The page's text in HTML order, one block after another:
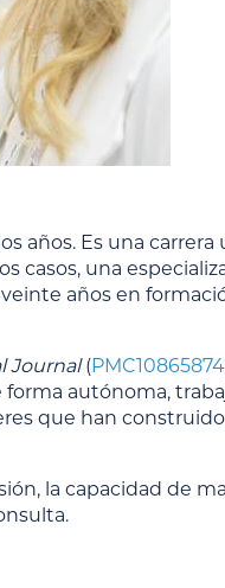
años. Es una
casos, una
años en
Journal(PMC10865874
autónoma,
que han
la capacidad de